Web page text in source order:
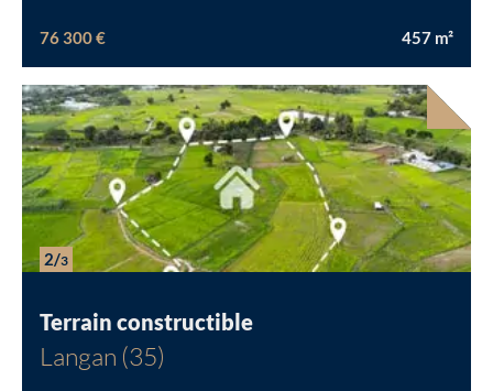
Chargement...
76 300 € 457 m²
2/3
Terrain constructible
Langan (35)